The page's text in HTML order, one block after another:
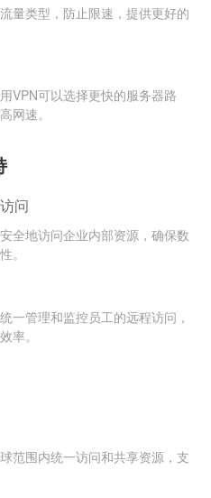
量类型，防止限速，提供更好的
VPN可以选择更快的服务器路
网速。
问
全地访问企业内部资源，确保数
。
一管理和监控员工的远程访问，
率。
范围内统一访问和共享资源，支